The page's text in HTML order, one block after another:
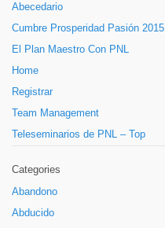
Abecedario
Cumbre Prosperidad Pasión 2015
El Plan Maestro Con PNL
Home
Registrar
Team Management
Teleseminarios de PNL – Top
Categories
Abandono
Abducido